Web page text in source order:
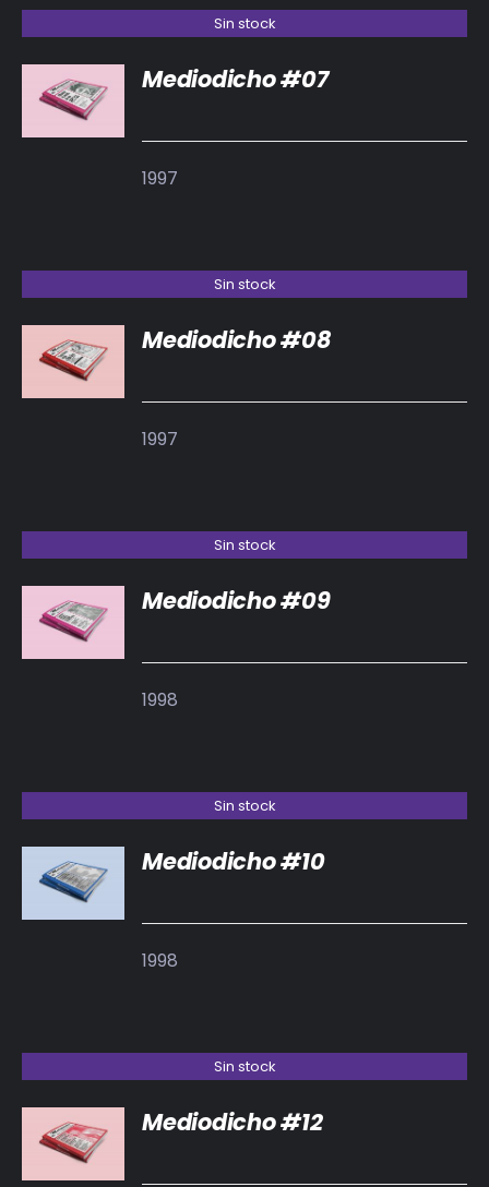
Sin stock
DETALLES
Mediodicho #07
1997
Sin stock
DETALLES
Mediodicho #08
1997
Sin stock
DETALLES
Mediodicho #09
1998
Sin stock
DETALLES
Mediodicho #10
1998
Sin stock
DETALLES
Mediodicho #12